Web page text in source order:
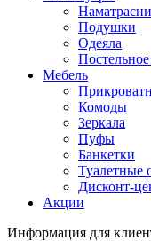
Подушки
Одеяла
Постельное
Мебель
Комоды
Зеркала
Пуфы
Банкетки
Туалетные
Дисконт-
Акции
Информация для